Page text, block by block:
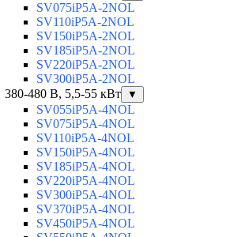
SV075iP5A-2NOL
SV110iP5A-2NOL
SV150iP5A-2NOL
SV185iP5A-2NOL
SV220iP5A-2NOL
SV300iP5A-2NOL
380-480 В, 5,5-55 кВт
▼
SV055iP5A-4NOL
SV075iP5A-4NOL
SV110iP5A-4NOL
SV150iP5A-4NOL
SV185iP5A-4NOL
SV220iP5A-4NOL
SV300iP5A-4NOL
SV370iP5A-4NOL
SV450iP5A-4NOL